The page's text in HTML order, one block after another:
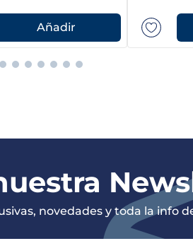
Añadir
novedades y toda la info